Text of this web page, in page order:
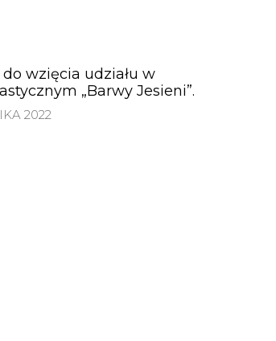
wzięcia udziału w
„Barwy Jesieni”.
2022